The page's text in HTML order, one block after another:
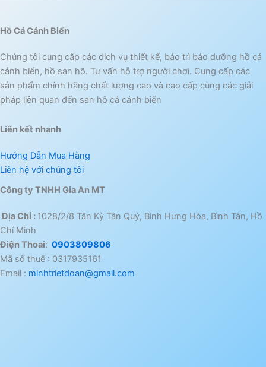
Hồ Cá Cảnh Biển
Chúng tôi cung cấp các dịch vụ thiết kế, bảo trì bảo dưỡng hồ cá
cảnh biển, hồ san hô. Tư vấn hỗ trợ người chơi. Cung cấp các
sản phẩm chính hãng chất lượng cao và cao cấp cùng các giải
pháp liên quan đến san hô cá cảnh biển
Liên kết nhanh
Hướng Dẫn Mua Hàng
Liên hệ với chúng tôi
Công ty TNHH Gia An MT
Địa Chỉ : 1028/2/8 Tân Kỳ Tân Quý, Bình Hưng Hòa, Bình Tân, Hồ
Chí Minh
Điện Thoai: 0903809806
Mã số thuế : 0317935161
Email : minhtrietdoan@gmail.com